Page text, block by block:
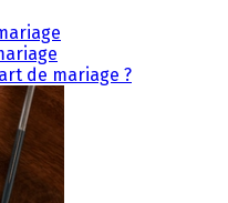
de mariage ?